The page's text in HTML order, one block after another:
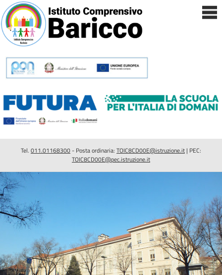
Tel. 011.01168300- Posta ordinaria: TOIC8CD00E@istruzione.it | PEC:
TOIC8CD00E@pec.istruzione.it